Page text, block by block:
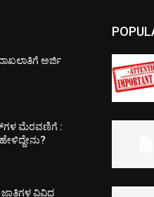
ಅರ್ಜಿ
ಮೆರವಣಿಗೆ :
ಜಾತಿಗಳ ವಿವಿಧ